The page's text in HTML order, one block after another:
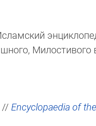
// Encyclopaedia of the